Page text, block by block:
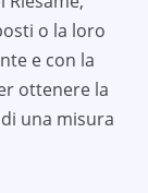
o la loro
e con la
ottenere la
una misura